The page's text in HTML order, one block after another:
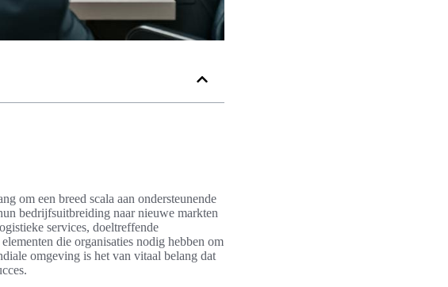
om een breed scala aan ondersteunende
bedrijfsuitbreiding naar nieuwe markten
services, doeltreffende
die organisaties nodig hebben om
omgeving is het van vitaal belang dat